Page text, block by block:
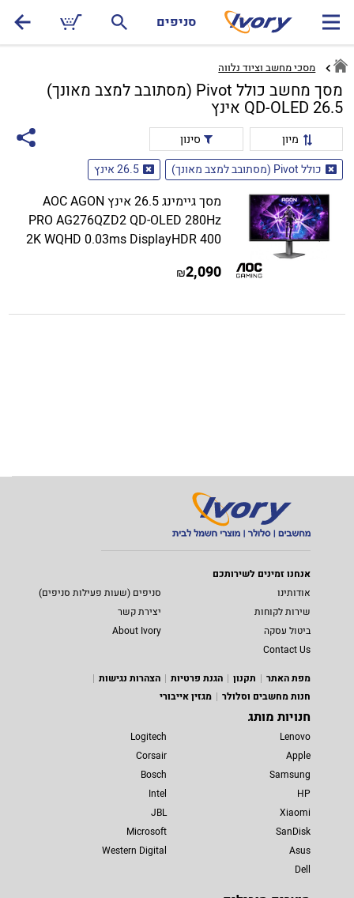
סניפים
מסכי מחשב וציוד נלווה
מסך מחשב כולל Pivot (מסתובב למצב מאונך)
QD-OLED 26.5 אינץ
מיון
סינון
כולל Pivot (מסתובב למצב מאונך)
26.5 אינץ
מסך גיימינג 26.5 אינץ AOC AGON
PRO AG276QZD2 QD-OLED 280Hz
2K WQHD 0.03ms DisplayHDR 400
2,090
₪
אנחנו זמינים לשירותכם
אודותינו
סניפים (שעות פעילות סניפים)
שירות לקוחות
יצירת קשר
ביטול עסקה
About Ivory
Contact Us
מפת האתר
תקנון הגנת פרטיות
הצהרות נגישות
חנות מחשבים וסלולר
מגזין אייבורי
חנויות מותג
Lenovo
Apple
Samsung
HP
Xiaomi
SanDisk
Asus
Dell
Logitech
Corsair
Bosch
Intel
JBL
Microsoft
Western Digital